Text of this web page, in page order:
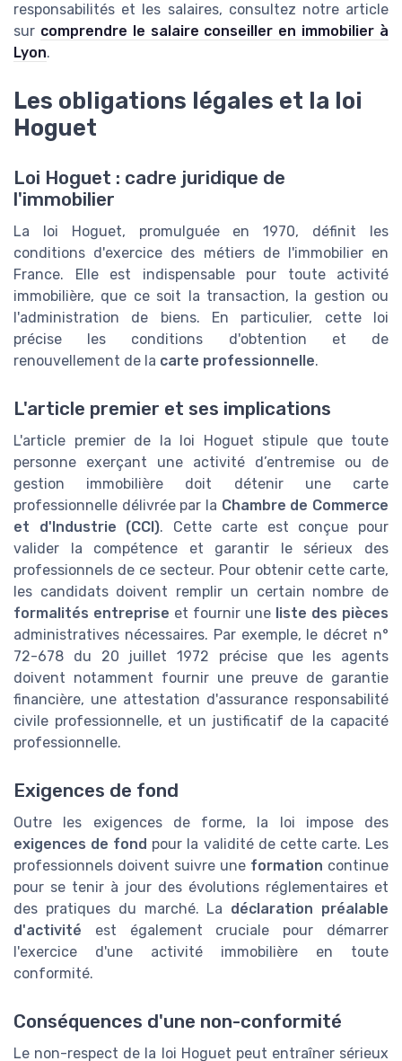
responsabilités et les salaires, consultez notre article
sur comprendre le salaire conseiller en immobilier à
Lyon.
Les obligations légales et la loi
Hoguet
Loi Hoguet : cadre juridique de
l'immobilier
La loi Hoguet, promulguée en 1970, définit les
conditions d'exercice des métiers de l'immobilier en
France. Elle est indispensable pour toute activité
immobilière, que ce soit la transaction, la gestion ou
l'administration de biens. En particulier, cette loi
précise les conditions d'obtention et de
renouvellement de la carte professionnelle.
L'article premier et ses implications
L'article premier de la loi Hoguet stipule que toute
personne exerçant une activité d’entremise ou de
gestion immobilière doit détenir une carte
professionnelle délivrée par la Chambre de Commerce
et d'Industrie (CCI). Cette carte est conçue pour
valider la compétence et garantir le sérieux des
professionnels de ce secteur. Pour obtenir cette carte,
les candidats doivent remplir un certain nombre de
formalités entreprise et fournir une liste des pièces
administratives nécessaires. Par exemple, le décret n°
72-678 du 20 juillet 1972 précise que les agents
doivent notamment fournir une preuve de garantie
financière, une attestation d'assurance responsabilité
civile professionnelle, et un justificatif de la capacité
professionnelle.
Exigences de fond
Outre les exigences de forme, la loi impose des
exigences de fond pour la validité de cette carte. Les
professionnels doivent suivre une formation continue
pour se tenir à jour des évolutions réglementaires et
des pratiques du marché. La déclaration préalable
d'activité est également cruciale pour démarrer
l'exercice d'une activité immobilière en toute
conformité.
Conséquences d'une non-conformité
Le non-respect de la loi Hoguet peut entraîner sérieux